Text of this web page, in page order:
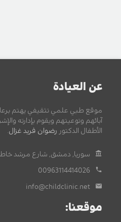
عن العيادة
موقع طبي علمي تثقيفي يهتم
آبائهم وتوعيتهم ويقوم بإدارته
الأطفال الدكتور رضوان فريد غزال.
سوريا, دمشق, شارع مرشد
00963114414026
info@childclinic.net
موقعنا: